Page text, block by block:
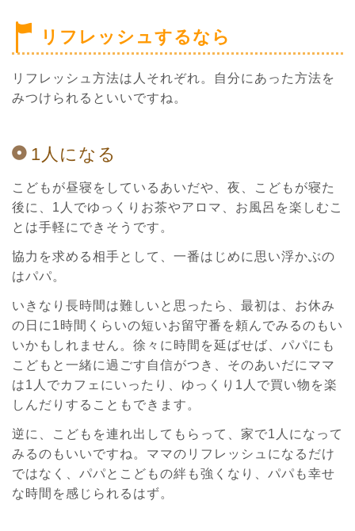
リフレッシュするなら
リフレッシュ方法は人それぞれ。自分にあった方法を
みつけられるといいですね。
1人になる
こどもが昼寝をしているあいだや、夜、こどもが寝た
後に、1人でゆっくりお茶やアロマ、お風呂を楽しむこ
とは手軽にできそうです。
協力を求める相手として、一番はじめに思い浮かぶの
はパパ。
いきなり長時間は難しいと思ったら、最初は、お休み
の日に1時間くらいの短いお留守番を頼んでみるのもい
いかもしれません。徐々に時間を延ばせば、パパにも
こどもと一緒に過ごす自信がつき、そのあいだにママ
は1人でカフェにいったり、ゆっくり1人で買い物を楽
しんだりすることもできます。
逆に、こどもを連れ出してもらって、家で1人になって
みるのもいいですね。ママのリフレッシュになるだけ
ではなく、パパとこどもの絆も強くなり、パパも幸せ
な時間を感じられるはず。